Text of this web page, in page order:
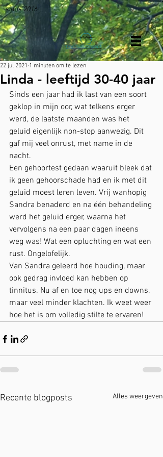
sinds 2016
Linda - leeftijd 30-40 jaar
22 jul 2021 1 minuten om te lezen
Sinds een jaar had ik last van een soort
geklop in mijn oor, wat telkens erger
werd, de laatste maanden was het
geluid eigenlijk non-stop aanwezig. Dit
gaf mij veel onrust, met name in de
nacht.
Een gehoortest gedaan waaruit bleek dat
ik geen gehoorschade had en ik met dit
geluid moest leren leven. Vrij wanhopig
Sandra benaderd en na één behandeling
werd het geluid erger, waarna het
vervolgens na een paar dagen ineens
weg was! Wat een opluchting en wat een
rust. Ongelofelijk.
Van Sandra geleerd hoe houding, maar
ook gedrag invloed kan hebben op
tinnitus. Nu af en toe nog ups en downs,
maar veel minder klachten. Ik weet weer
hoe het is om volledig stilte te ervaren!
Recente blogposts Alles weergeven